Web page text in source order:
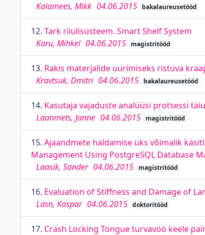
Kalamees, Mikk 04.06.2015 bakalaureusetööd
12. Tark riiulisüsteem. Smart Shelf System
Karu, Mihkel 04.06.2015 magistritööd
13. Rakis materjalide uurimiseks ristuva
Kravtsuk, Dmitri 04.06.2015 bakalaureusetööd
14. Kasutaja vajaduste analüüsi protsessi
Laanmets, Janne 04.06.2015 magistritööd
15. Ajaandmete haldamise üks võimalik
Management Using PostgreSQL Database
Laasik, Sander 04.06.2015 magistritööd
16. Evaluation of Stiffness and Damage of
Lasn, Kaspar 04.06.2015 doktoritööd
17. Crash Locking Tongue turvavöö keele